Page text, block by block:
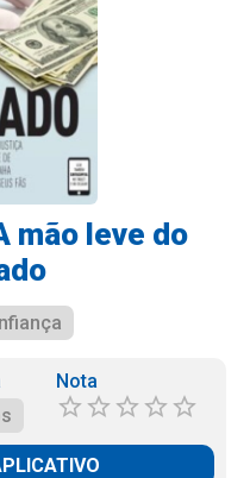
mão leve do
Nota